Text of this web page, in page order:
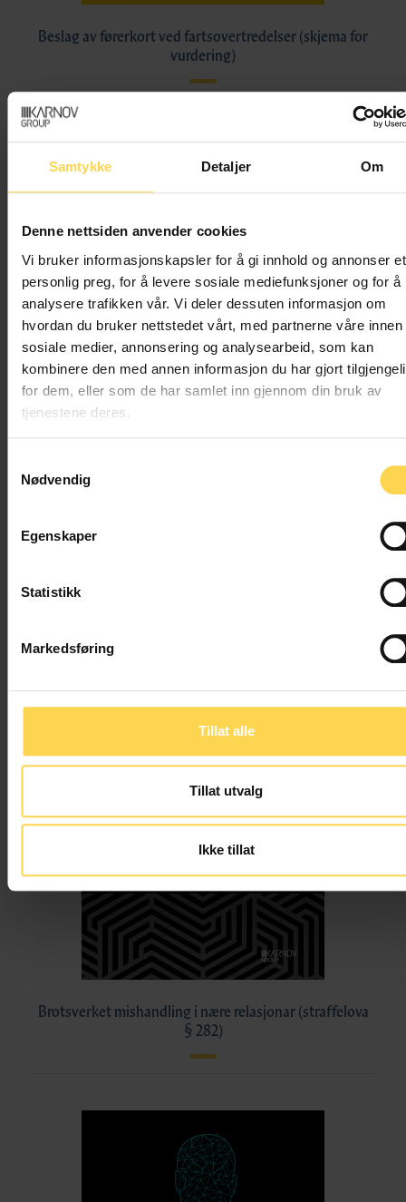
Samtykke Detaljer Om
Denne nettsiden anvender cookies
Vi bruker informasjonskapsler for å gi innhold og annonser et
personlig preg, for å levere sosiale mediefunksjoner og for å
analysere trafikken vår. Vi deler dessuten informasjon om
hvordan du bruker nettstedet vårt, med partnerne våre innen
sosiale medier, annonsering og analysearbeid, som kan
kombinere den med annen informasjon du har gjort
for dem, eller som de har samlet inn gjennom din bruk av
tjenestene deres.
Nødvendig
Egenskaper
Statistikk
Markedsføring
Tillat alle
Tillat utvalg
Ikke tillat
Beslag av førerkort ved fartsovertredelser (skjema for
vurdering)
Brotsverket mishandling i nære relasjonar (straffelova
§ 282)